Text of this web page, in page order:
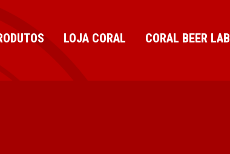
LOJA CORAL CORAL BEER LAB